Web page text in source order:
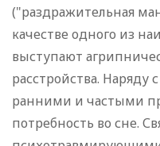
("раздражительная
качестве одного из
выступают
расстройства. Наряду
ранними и частыми
потребность во сне.